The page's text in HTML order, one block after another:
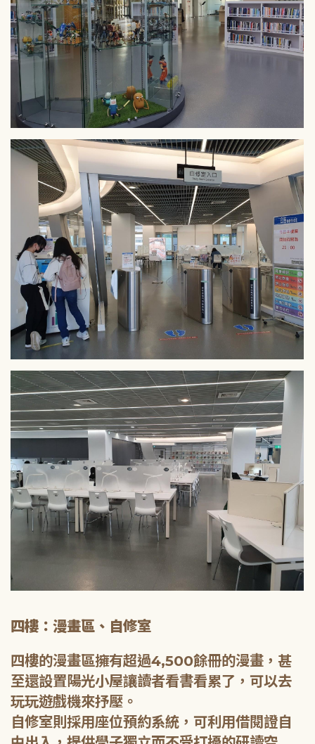
四樓：漫畫區、自修室
四樓的漫畫區擁有超過4,500餘冊的漫畫，甚
至還設置陽光小屋讓讀者看書看累了，可以去
玩玩遊戲機來抒壓。
自修室則採用座位預約系統，可利用借閱證自